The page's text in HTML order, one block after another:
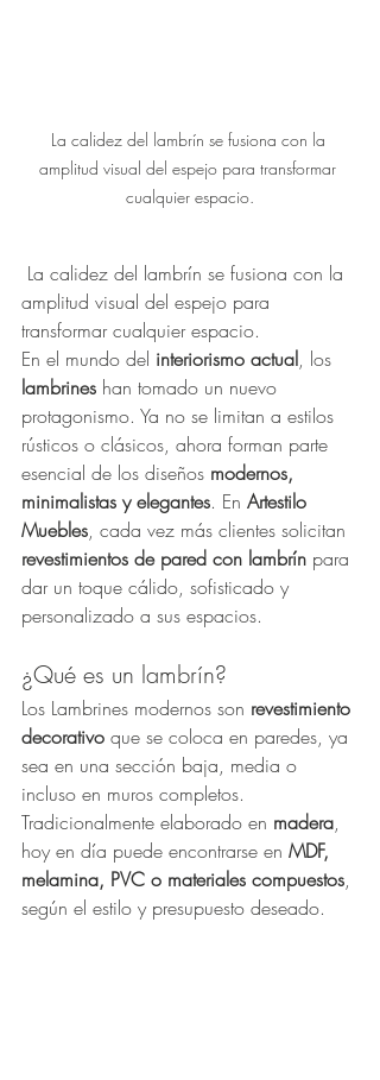
La calidez del lambrín se fusiona con la
amplitud visual del espejo para transformar
cualquier espacio.
amplitud visual del espejo para
transformar cualquier espacio.
En el mundo del interiorismo actual, los
lambrines han tomado un nuevo
protagonismo. Ya no se limitan a estilos
rústicos o clásicos, ahora forman parte
esencial de los diseños modernos,
minimalistas y elegantes. En Artestilo
Muebles, cada vez más clientes solicitan
revestimientos de pared con lambrín para
dar un toque cálido, sofisticado y
personalizado a sus espacios.
¿Qué es un lambrín?
Los Lambrines modernos son revestimiento
decorativo que se coloca en paredes, ya
sea en una sección baja, media o
incluso en muros completos.
Tradicionalmente elaborado en madera,
hoy en día puede encontrarse en MDF,
melamina, PVC o materiales compuestos,
según el estilo y presupuesto deseado.